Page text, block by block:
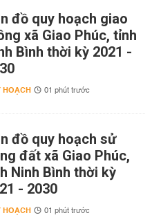
đồ quy hoạch giao
xã Giao Phúc, tỉnh
Bình thời kỳ 2021 -
HOẠCH 01 phút trước
đồ quy hoạch sử
đất xã Giao Phúc,
Ninh Bình thời kỳ
- 2030
HOẠCH 01 phút trước